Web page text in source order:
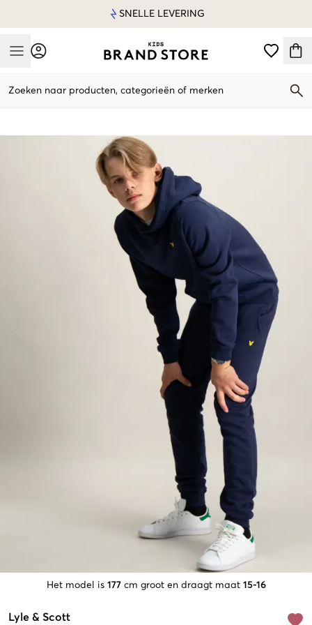
SNELLE LEVERING
Mobile Menu
Zoeken naar producten, categorieën of merken
Het model is 177 cm groot en draagt maat 15-16
Lyle & Scott